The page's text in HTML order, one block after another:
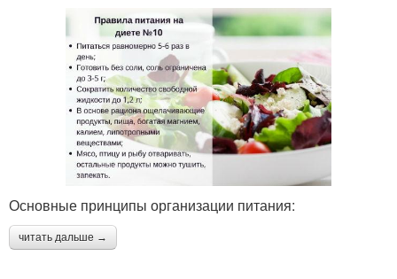
Основные принципы организации питания:
читать дальше →